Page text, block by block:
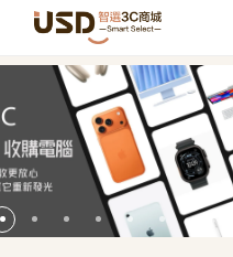
3C商城｜【